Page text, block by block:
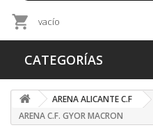
vacío
CATEGORÍAS
ARENA ALICANTE C.F
ARENA C.F. GYOR MACRON